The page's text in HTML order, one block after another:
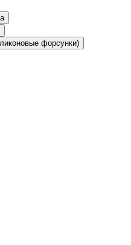
форсунки)